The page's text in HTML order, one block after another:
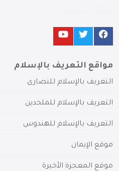
مواقع التعريف بالإسلام
التعريف بالإسلام للنصارى
التعريف بالإسلام للملحدين
التعريف بالإسلام للهندوس
موقع الإيمان
موقع المعجزة الأخيرة